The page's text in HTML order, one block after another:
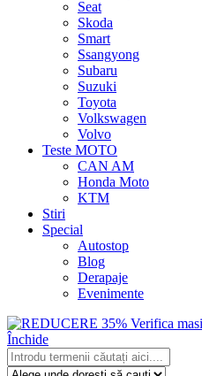
Seat
Skoda
Smart
Ssangyong
Subaru
Suzuki
Toyota
Volkswagen
Volvo
Teste MOTO
CAN AM
Honda Moto
KTM
Stiri
Special
Autostop
Blog
Derapaje
Evenimente
Închide